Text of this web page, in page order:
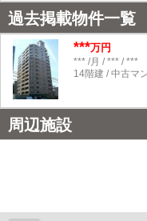
過去掲載物件一覧
***万円
*** /月 / *** / ***
14階建 / 中古マ
周辺施設